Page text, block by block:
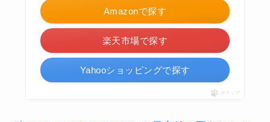
Amazonで探す
楽天市場で探す
Yahooショッピングで探す
ポチップ